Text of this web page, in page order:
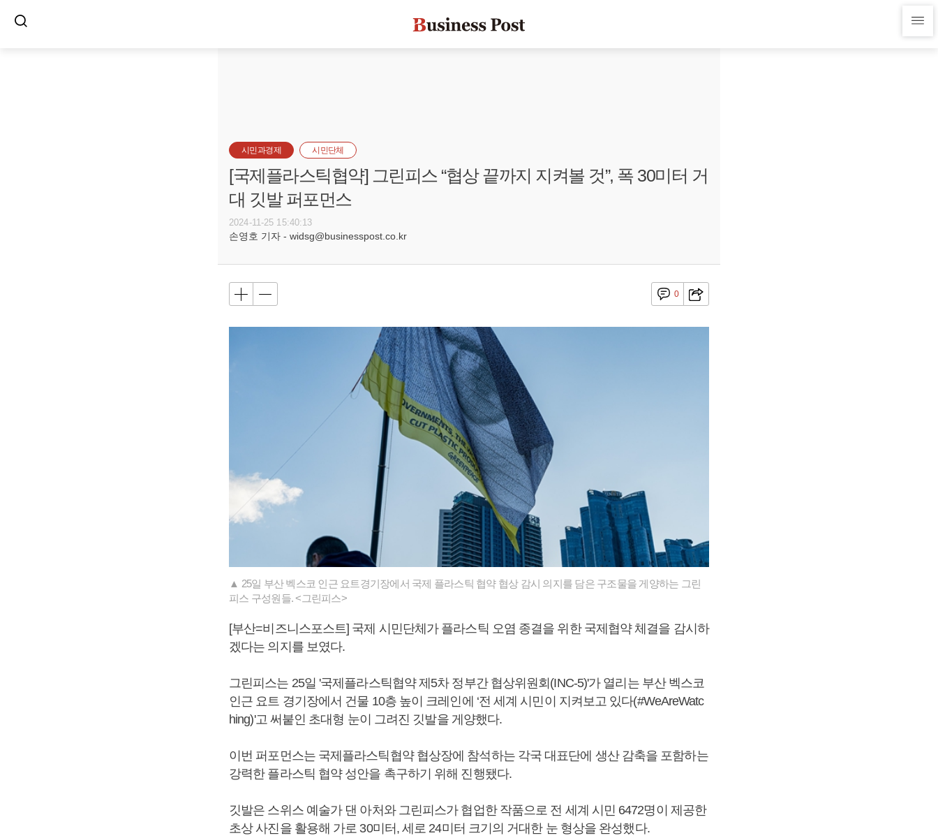
시민과경제 시민단체
[국제플라스틱협약] 그린피스 “협상 끝까지 지켜볼 것”, 폭 30미터 거
대 깃발 퍼포먼스
2024-11-25 15:40:13
손영호 기자 - widsg@businesspost.co.kr
0
▲ 25일 부산 벡스코 인근 요트경기장에서 국제 플라스틱 협약 협상 감시 의지를 담은 구조물을 게양하는 그린
피스 구성원들. <그린피스>
[부산=비즈니스포스트] 국제 시민단체가 플라스틱 오염 종결을 위한 국제협약 체결을 감시하
겠다는 의지를 보였다.
그린피스는 25일 '국제플라스틱협약 제5차 정부간 협상위원회(INC-5)'가 열리는 부산 벡스코
인근 요트 경기장에서 건물 10층 높이 크레인에 ‘전 세계 시민이 지켜보고 있다(#WeAreWatc
hing)'고 써붙인 초대형 눈이 그려진 깃발을 게양했다.
이번 퍼포먼스는 국제플라스틱협약 협상장에 참석하는 각국 대표단에 생산 감축을 포함하는
강력한 플라스틱 협약 성안을 촉구하기 위해 진행됐다.
깃발은 스위스 예술가 댄 아처와 그린피스가 협업한 작품으로 전 세계 시민 6472명이 제공한
초상 사진을 활용해 가로 30미터, 세로 24미터 크기의 거대한 눈 형상을 완성했다.